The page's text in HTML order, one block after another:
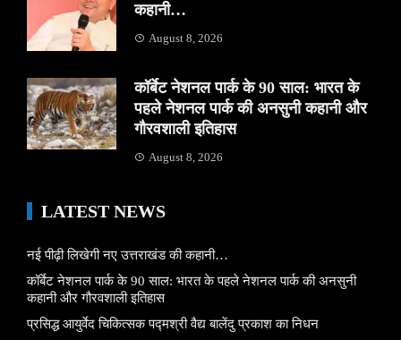
कहानी…
August 8, 2026
कॉर्बेट नेशनल पार्क के 90 साल: भारत के
पहले नेशनल पार्क की अनसुनी कहानी और
गौरवशाली इतिहास
August 8, 2026
LATEST NEWS
नई पीढ़ी लिखेगी नए उत्तराखंड की कहानी…
कॉर्बेट नेशनल पार्क के 90 साल: भारत के पहले नेशनल पार्क की अनसुनी
कहानी और गौरवशाली इतिहास
प्रसिद्ध आयुर्वेद चिकित्सक पद्मश्री वैद्य बालेंदु प्रकाश का निधन